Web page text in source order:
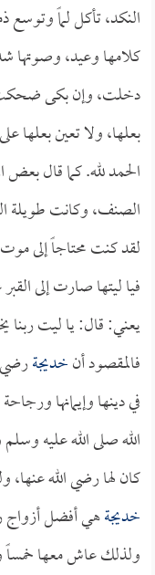
النكد، تأكل لماً وتوسع
كلامها وعيد،
دخلت، وإن بكى
بعلها، ولا تعين بعلها
الحمد لله. كما قال بعض
الصنف، وكانت طويلة
لقد كنت محتاجاً إلى
فيا ليتها صارت إلى
يعني: قال: يا ليت ربنا
فالمقصود أنخديجةرضي
في دينها وإيمانها
الله صلى الله عليه وسلم
كان لها رضي الله
خديجةهي أفضل أزواج
ولذلك عاش معها خمساً